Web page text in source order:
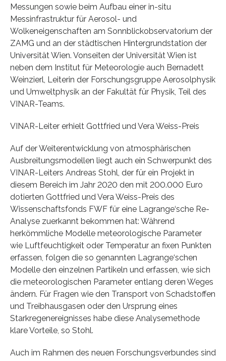
Messungen sowie beim Aufbau einer in-situ
Messinfrastruktur für Aerosol- und
Wolkeneigenschaften am Sonnblickobservatorium der
ZAMG und an der städtischen Hintergrundstation der
Universität Wien. Vonseiten der Universität Wien ist
neben dem Institut für Meteorologie auch Bernadett
Weinzierl, Leiterin der Forschungsgruppe Aerosolphysik
und Umweltphysik an der Fakultät für Physik, Teil des
VINAR-Teams.
VINAR-Leiter erhielt Gottfried und Vera Weiss-Preis
Auf der Weiterentwicklung von atmosphärischen
Ausbreitungsmodellen liegt auch ein Schwerpunkt des
VINAR-Leiters Andreas Stohl, der für ein Projekt in
diesem Bereich im Jahr 2020 den mit 200.000 Euro
dotierten Gottfried und Vera Weiss-Preis des
Wissenschaftsfonds FWF für eine Lagrange‘sche Re-
Analyse zuerkannt bekommen hat: Während
herkömmliche Modelle meteorologische Parameter
wie Luftfeuchtigkeit oder Temperatur an fixen Punkten
erfassen, folgen die so genannten Lagrange‘schen
Modelle den einzelnen Partikeln und erfassen, wie sich
die meteorologischen Parameter entlang deren Weges
ändern. Für Fragen wie den Transport von Schadstoffen
und Treibhausgasen oder den Ursprung eines
Starkregenereignisses habe diese Analysemethode
klare Vorteile, so Stohl.
Auch im Rahmen des neuen Forschungsverbundes sind